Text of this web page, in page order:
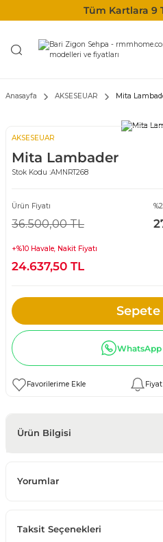
Tüm Kartlara 9
Anasayfa AKSESEUAR Mita
AKSESEUAR
Mita Lambader
Stok Kodu :AMNRT268
Ürün Fiyatı
36.500,00 TL
+%10 Havale, Nakit Fiyatı
24.637,50 TL
Sepete
WhatsApp
Ürün Bilgisi
Yorumlar
Taksit Seçenekleri